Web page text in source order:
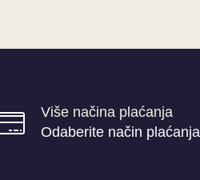
Više načina plaćanja
Odaberite način plaćanja